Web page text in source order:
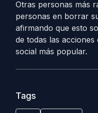
Otras personas más
personas en borrar
afirmando que esto
de todas las
social más popular.
Tags